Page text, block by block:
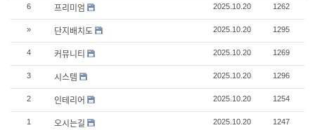
6 프리미엄 2025.10.20 1262
» 단지배치도 2025.10.20 1295
4 커뮤니티 2025.10.20 1269
3 시스템 2025.10.20 1296
2 인테리어 2025.10.20 1254
1 오시는길 2025.10.20 1247